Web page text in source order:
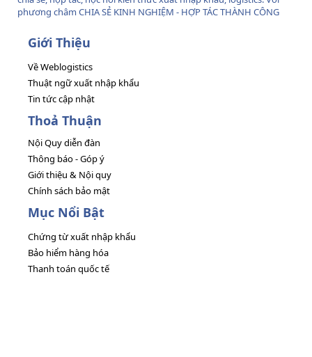
phương châm CHIA SẺ KINH NGHIỆM - HỢP TÁC THÀNH CÔNG
Giới Thiệu
Về Weblogistics
Thuật ngữ xuất nhập khẩu
Tin tức cập nhật
Thoả Thuận
Nội Quy diễn đàn
Thông báo - Góp ý
Giới thiệu & Nội quy
Chính sách bảo mật
Mục Nổi Bật
Chứng từ xuất nhập khẩu
Bảo hiểm hàng hóa
Thanh toán quốc tế